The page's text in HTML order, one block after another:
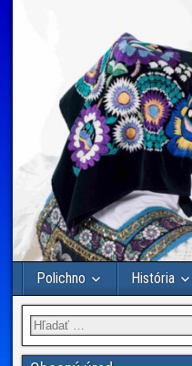
Polichno História
Hľadať: